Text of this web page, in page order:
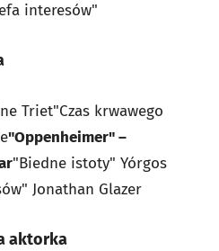
interesów"
Triet"Czas krwawego
"Oppenheimer" –
"Biedne istoty" Yórgos
Jonathan Glazer
aktorka